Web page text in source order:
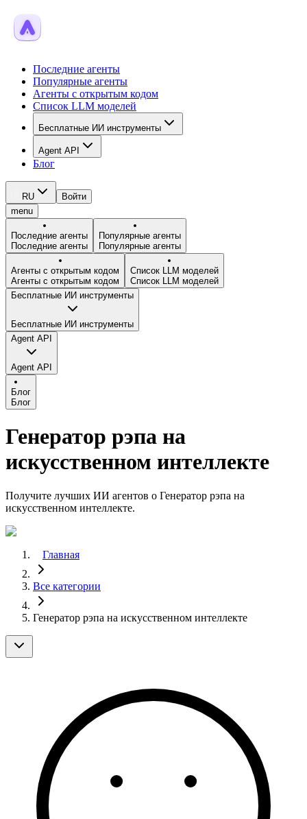
Последние агенты
Популярные агенты
Агенты с открытым кодом
Список LLM моделей
Бесплатные ИИ инструменты
Agent API
Блог
RU
Войти
menu
Последние агенты
Последние агенты
Популярные агенты
Популярные агенты
Агенты с открытым кодом
Агенты с открытым кодом
Список LLM моделей
Список LLM моделей
Бесплатные ИИ инструменты
Бесплатные ИИ инструменты
Agent API
Agent API
Блог
Блог
Генератор рэпа на
искусственном интеллекте
Получите лучших ИИ агентов о Генератор рэпа на
искусственном интеллекте.
Главная
Все категории
Генератор рэпа на искусственном интеллекте